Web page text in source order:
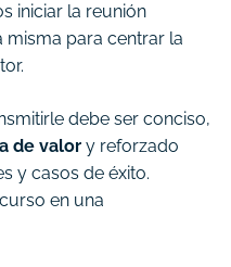
iniciar la reunión
para centrar la
debe ser conciso,
de valory reforzado
y casos de éxito.
en una